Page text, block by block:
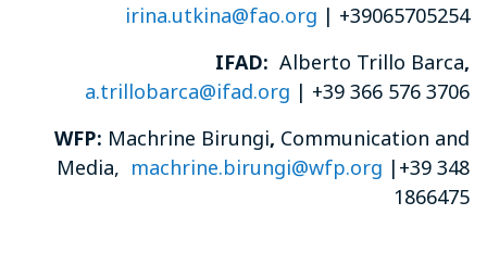
irina.utkina@fao.org | +39065705254
IFAD: Alberto Trillo Barca,
a.trillobarca@ifad.org | +39 366 576 3706
WFP: Machrine Birungi,Communication and
Media, machrine.birungi@wfp.org |+39 348
1866475